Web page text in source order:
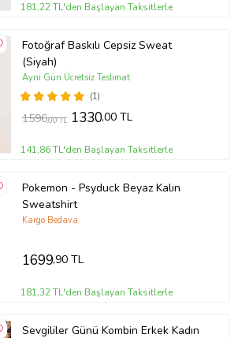
181,22 TL'den Başlayan Taksitlerle
Fotoğraf Baskılı Cepsiz Sweat
(Siyah)
(1)
Aynı Gün Ücretsiz Teslimat
1596,00 TL 1330,00 TL
141,86 TL'den Başlayan Taksitlerle
Pokemon - Psyduck Beyaz Kalın
Sweatshirt
Kargo Bedava
1699,90 TL
181,32 TL'den Başlayan Taksitlerle
Sevgililer Günü Kombin Erkek Kadın